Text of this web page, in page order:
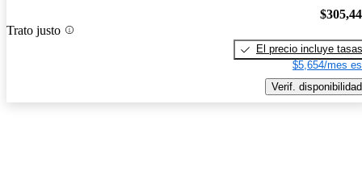
Trato justo
El precio incluye tasas
$5,654/mes
Verif. disponibilidad